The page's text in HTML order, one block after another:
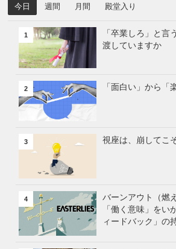
今日 週間 月間 殿堂入り
1
「卒業しろ」と言
渡していますか
2 「面白い」から「
3 視座は、崩してこ
4
バーンアウト（燃
「働く意味」をい
ィードバック」の